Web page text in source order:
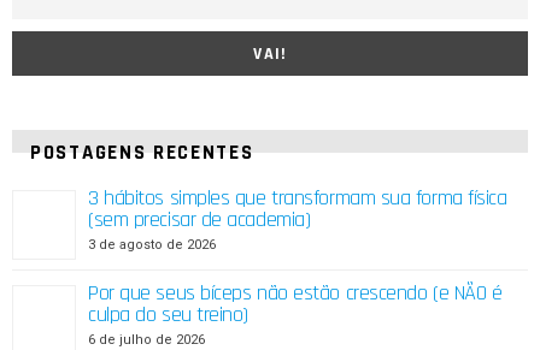
POSTAGENS RECENTES
3 hábitos simples que transformam sua forma física
(sem precisar de academia)
3 de agosto de 2026
Por que seus bíceps não estão crescendo (e NÃO é
culpa do seu treino)
6 de julho de 2026